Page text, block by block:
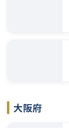
大阪府